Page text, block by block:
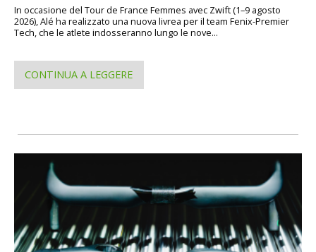
In occasione del Tour de France Femmes avec Zwift (1–9 agosto
2026), Alé ha realizzato una nuova livrea per il team Fenix-Premier
Tech, che le atlete indosseranno lungo le nove...
CONTINUA A LEGGERE